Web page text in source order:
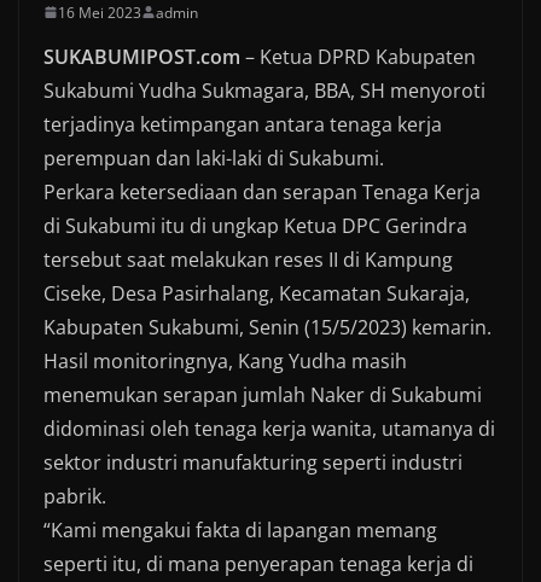
16 Mei 2023 admin
SUKABUMIPOST.com – Ketua DPRD Kabupaten
Sukabumi Yudha Sukmagara, BBA, SH menyoroti
terjadinya ketimpangan antara tenaga kerja
perempuan dan laki-laki di Sukabumi.
Perkara ketersediaan dan serapan Tenaga Kerja
di Sukabumi itu di ungkap Ketua DPC Gerindra
tersebut saat melakukan reses II di Kampung
Ciseke, Desa Pasirhalang, Kecamatan Sukaraja,
Kabupaten Sukabumi, Senin (15/5/2023) kemarin.
Hasil monitoringnya, Kang Yudha masih
menemukan serapan jumlah Naker di Sukabumi
didominasi oleh tenaga kerja wanita, utamanya di
sektor industri manufakturing seperti industri
pabrik.
“Kami mengakui fakta di lapangan memang
seperti itu, di mana penyerapan tenaga kerja di